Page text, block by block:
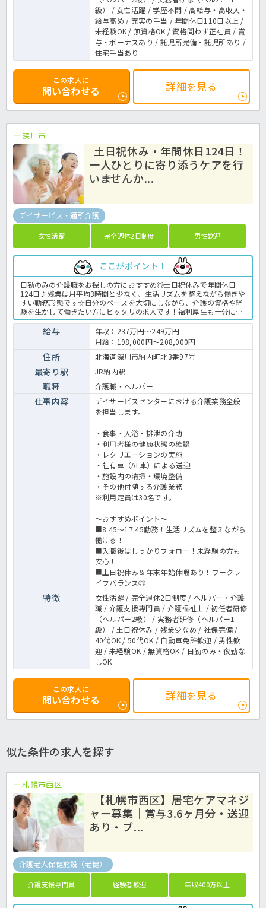
級） / 女性活躍 / 学歴不問 / 高給与・高収入・
給与高め / 充実の手当 / 年間休日110日以上 /
未経験OK / 無資格OK / 資格問わず正社員 / 賞
与・ボーナスあり / 託児所完備・託児所あり /
住宅手当あり
この求人に
問い合わせる 詳細を見る
深川市
土日祝休み・年間休日124日！
一人ひとりに寄り添うケアを行
いませんか...
デイサービス・通所介護
女性活躍 完全週休2日制度 男性歓迎
ここがポイント！
日勤のみの介護職をお探しの方におすすめ◎土日祝休みで年間休日
124日♪残業は月平均3時間と少なく、生活リズムを整えながら働きや
すい勤務形態です☆自分のペースを大切にしながら、介護の資格や経
験を生かして働きたい方にピッタリの求人です！福利厚生も十分に整
っているので、安心して長くご勤務いただけます。ご利用者様一人ひ
とりに寄り添った介護を行いたい方は、ぜひほっ介護までお問い合わ
せください！デイサービスでの介護業務全般です。 ＜介護職員 正職
員 デイサービスの求人＞
給与
年収：237万円～249万円
月給：198,000円～208,000円
住所 北海道深川市納内町北3番97号
最寄り駅 JR納内駅
職種 介護職・ヘルパー
仕事内容
デイサービスセンターにおける介護業務全般
を担当します。
・食事・入浴・排泄の介助
・利用者様の健康状態の確認
・レクリエーションの実施
・社有車（AT車）による送迎
・施設内の清掃・環境整備
・その他付随する介護業務
※利用定員は30名です。
～おすすめポイント～
■8:45〜17:45勤務！生活リズムを整えながら
働ける！
■入職後はしっかりフォロー！未経験の方も
安心！
■土日祝休み＆年末年始休暇あり！ワークラ
イフバランス◎
特徴
女性活躍 / 完全週休2日制度 / ヘルパー・介護
職 / 介護支援専門員 / 介護福祉士 / 初任者研修
（ヘルパー2級） / 実務者研修（ヘルパー1
級） / 土日祝休み / 残業少なめ / 社保完備 /
40代OK / 50代OK / 自動車免許歓迎 / 男性歓
迎 / 未経験OK / 無資格OK / 日勤のみ・夜勤な
しOK
この求人に
問い合わせる 詳細を見る
似た条件の求人を探す
札幌市西区
【札幌市西区】居宅ケアマネジ
ャー募集｜賞与3.6ヶ月分・送迎
あり・ブ...
介護老人保健施設（老健）
介護支援専門員 経験者歓迎 年収400万以上